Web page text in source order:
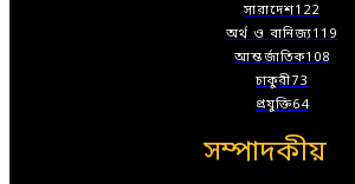
সারাদেশ122
অর্থ ও বানিজ্য119
আন্তর্জাতিক108
চাকুরী73
প্রযুক্তি64
সম্পাদকীয়